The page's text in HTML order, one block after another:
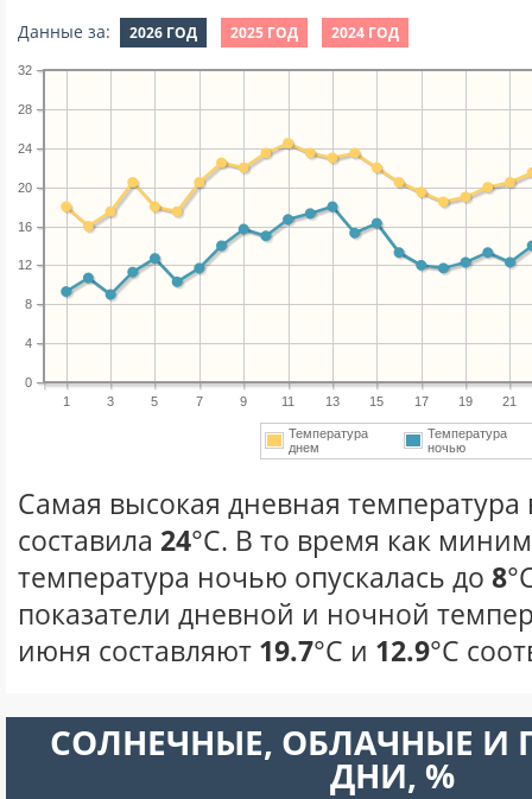
Данные за: 2026 ГОД 2025 ГОД 2024 ГОД
1 3 5 7 9 11 13 15 17 19 21
0
4
8
12
16
20
24
28
32
Температура
днем
Температура
ночью
Самая высокая дневная
составила 24°С. В то время как
температура ночью опускалась до 8
показатели дневной и ночной
июня составляют 19.7°С и 12.9°С
CОЛНЕЧНЫЕ, ОБЛАЧНЫЕ И
ДНИ, %